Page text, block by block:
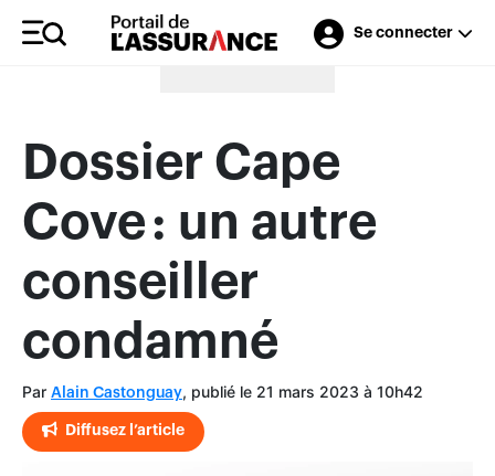
Se connecter
Merci à nos annonceurs
Dossier Cape
Cove : un autre
conseiller
condamné
Par Alain Castonguay, publié le 21 mars 2023 à 10h42
Diffusez l’article